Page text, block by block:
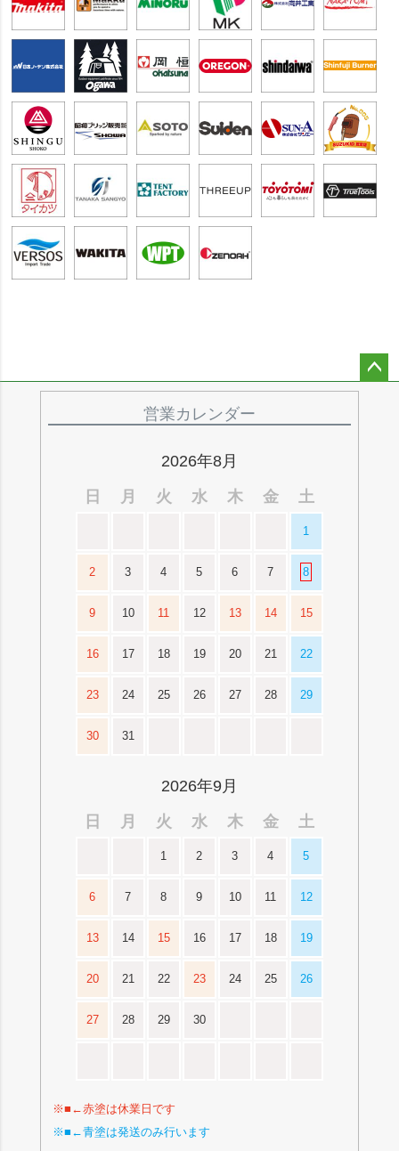
営業カレンダー
2026年8月
日
月 火 水 木 金 土
1
2 3 4 5 6 7 8
9 10 11 12 13 14 15
16 17 18 19 20 21 22
23 24 25 26 27 28 29
30 31
2026年9月
日
月 火 水 木 金 土
1 2 3 4 5
6 7 8 9 10 11 12
13 14 15 16 17 18 19
20 21 22 23 24 25 26
27 28 29 30
※■←赤塗は休業日です
※■←青塗は発送のみ行います